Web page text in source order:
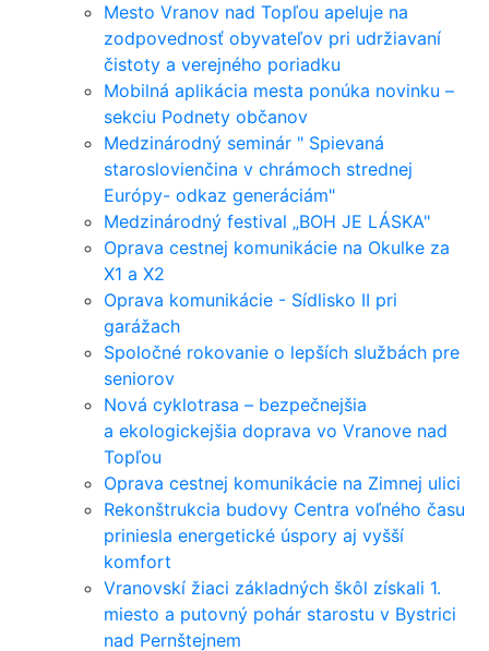
Mesto Vranov nad Topľou apeluje na
zodpovednosť obyvateľov pri udržiavaní
čistoty a verejného poriadku
Mobilná aplikácia mesta ponúka novinku –
sekciu Podnety občanov
Medzinárodný seminár " Spievaná
staroslovienčina v chrámoch strednej
Európy- odkaz generáciám"
Medzinárodný festival „BOH JE LÁSKA"
Oprava cestnej komunikácie na Okulke za
X1 a X2
Oprava komunikácie - Sídlisko II pri
garážach
Spoločné rokovanie o lepších službách pre
seniorov
Nová cyklotrasa – bezpečnejšia
a ekologickejšia doprava vo Vranove nad
Topľou
Oprava cestnej komunikácie na Zimnej ulici
Rekonštrukcia budovy Centra voľného času
priniesla energetické úspory aj vyšší
komfort
Vranovskí žiaci základných škôl získali 1.
miesto a putovný pohár starostu v Bystrici
nad Pernštejnem